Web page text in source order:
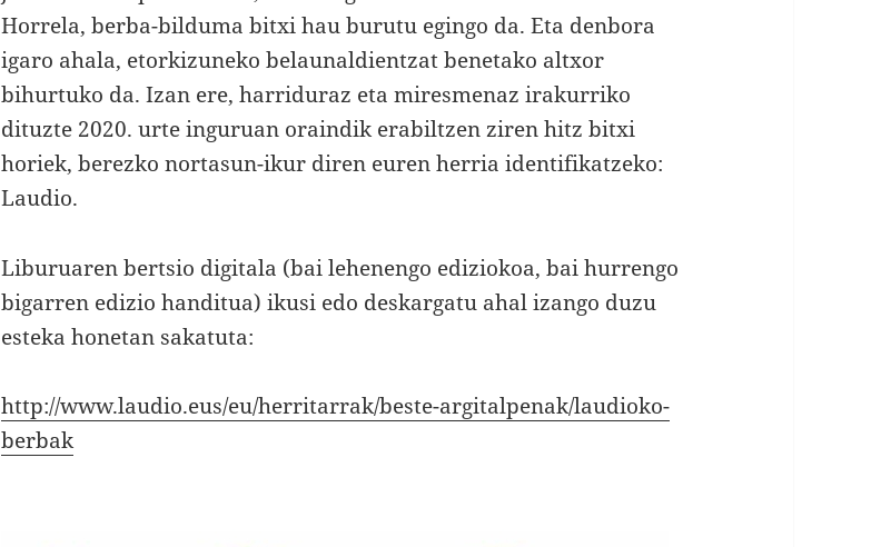
Horrela, berba-bilduma bitxi hau burutu egingo da. Eta denbora
igaro ahala, etorkizuneko belaunaldientzat benetako altxor
bihurtuko da. Izan ere, harriduraz eta miresmenaz irakurriko
dituzte 2020. urte inguruan oraindik erabiltzen ziren hitz bitxi
horiek, berezko nortasun-ikur diren euren herria identifikatzeko:
Laudio.
Liburuaren bertsio digitala (bai lehenengo ediziokoa, bai hurrengo
bigarren edizio handitua) ikusi edo deskargatu ahal izango duzu
esteka honetan sakatuta:
http://www.laudio.eus/eu/herritarrak/beste-argitalpenak/laudioko-
berbak